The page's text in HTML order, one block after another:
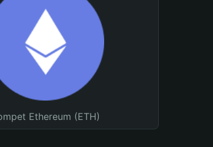
Ethereum (ETH)